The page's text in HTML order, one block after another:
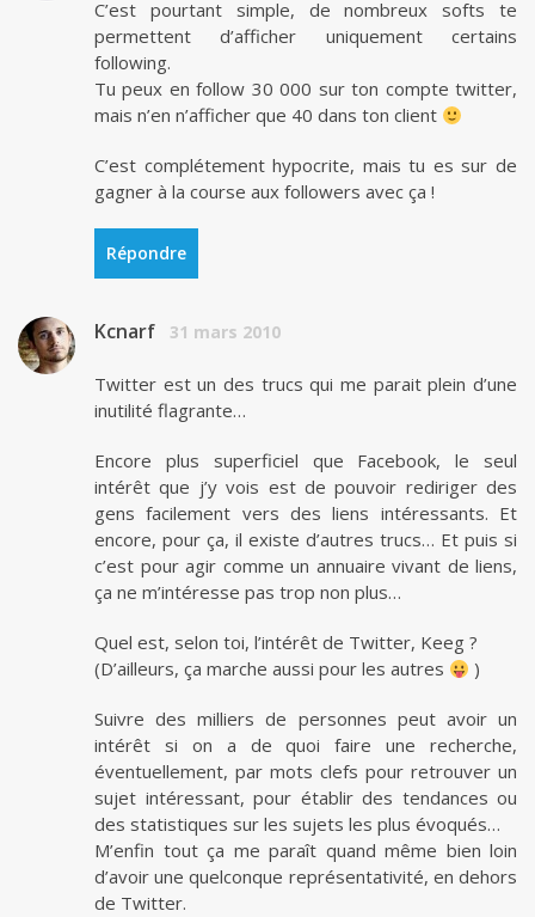
C’est pourtant simple, de nombreux softs te
permettent d’afficher uniquement certains
following.
Tu peux en follow 30 000 sur ton compte twitter,
mais n’en n’afficher que 40 dans ton client
C’est complétement hypocrite, mais tu es sur de
gagner à la course aux followers avec ça !
Répondre
Kcnarf 31 mars 2010
Twitter est un des trucs qui me parait plein d’une
inutilité flagrante…
Encore plus superficiel que Facebook, le seul
intérêt que j’y vois est de pouvoir rediriger des
gens facilement vers des liens intéressants. Et
encore, pour ça, il existe d’autres trucs… Et puis si
c’est pour agir comme un annuaire vivant de liens,
ça ne m’intéresse pas trop non plus…
Quel est, selon toi, l’intérêt de Twitter, Keeg ?
(D’ailleurs, ça marche aussi pour les autres
)
Suivre des milliers de personnes peut avoir un
intérêt si on a de quoi faire une recherche,
éventuellement, par mots clefs pour retrouver un
sujet intéressant, pour établir des tendances ou
des statistiques sur les sujets les plus évoqués…
M’enfin tout ça me paraît quand même bien loin
d’avoir une quelconque représentativité, en dehors
de Twitter.